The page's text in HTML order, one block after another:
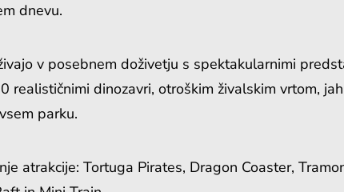
dnevu.
v posebnem doživetju s spektakularnimi
realističnimi dinozavri, otroškim živalskim vrtom,
parku.
atrakcije: Tortuga Pirates, Dragon Coaster,